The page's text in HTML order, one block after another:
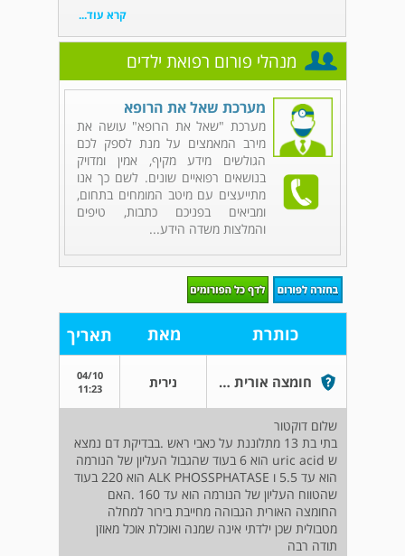
קרא עוד...
מנהלי פורום רפואת ילדים
מערכת שאל את הרופא
מערכת "שאל את הרופא" עושה את
מירב המאמצים על מנת לספק לכם
הגולשים מידע מקיף, אמין ומדויק
בנושאים רפואיים שונים. לשם כך אנו
מתייעצים עם מיטב המומחים בתחום,
ומביאים בפניכם כתבות, טיפים
והמלצות משדה הידע...
כותרת מאת תאריך
חומצה אורית גבוהה בילדה נירית
04/10
11:23
שלום דוקטור
בתי בת 13 מתלוננת על כאבי ראש .בבדיקת דם נמצא
ש uric acid הוא 6 בעוד שהגבול העליון של הנורמה
הוא עד 5.5 ו ALK PHOSSPHATASE הוא 220 בעוד
שהטווח העליון של הנורמה הוא עד 160 .האם
החומצה האורית הגבוהה מחייבת בירור למחלה
מטבולית שכן ילדתי אינה שמנה ואוכלת אוכל מאוזן
תודה רבה